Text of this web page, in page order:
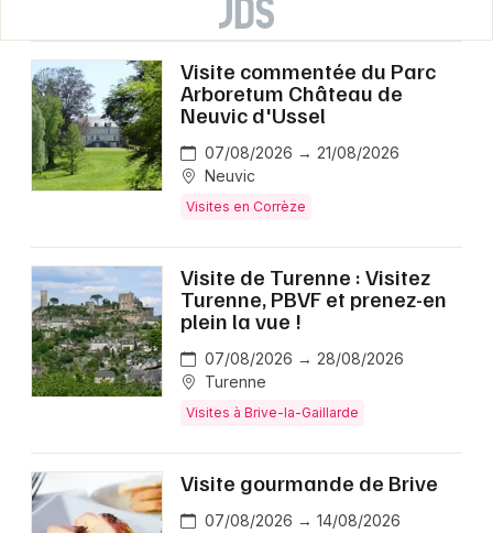
Visite commentée du Parc
Arboretum Château de
Neuvic d'Ussel
07/08/2026 → 21/08/2026
Neuvic
Visites en Corrèze
Visite de Turenne : Visitez
Turenne, PBVF et prenez-en
plein la vue !
07/08/2026 → 28/08/2026
Turenne
Visites à Brive-la-Gaillarde
Visite gourmande de Brive
07/08/2026 → 14/08/2026